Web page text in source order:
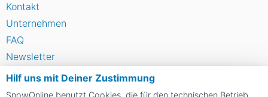
Hilf uns mit Deiner Zustimmung
SnowOnline benutzt Cookies, die für den technischen Betrieb
Kontakt
Unternehmen
FAQ
Newsletter
Widget
Umfragen